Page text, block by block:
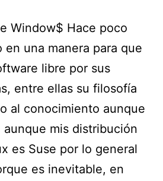
Window$ Hace poco
en una manera para que
libre por sus
entre ellas su filosofía
al conocimiento aunque
mis distribución
es Suse por lo general
es inevitable, en